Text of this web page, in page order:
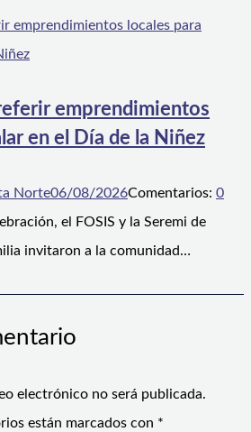
emprendimientos
en el Día de la Niñez
Norte06/08/2026Comentarios: 0
el FOSIS y la Seremi de
invitaron a la comunidad…
electrónico no será publicada.
están marcados con *